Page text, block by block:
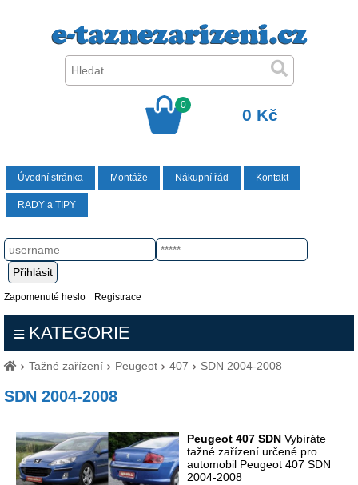
0
0 Kč
Úvodní stránka Montáže Nákupní řád Kontakt
RADY a TIPY
Zapomenuté heslo Registrace
KATEGORIE
Tažné zařízení Peugeot 407 SDN 2004-2008
SDN 2004-2008
Peugeot 407 SDN Vybíráte
tažné zařízení určené pro
automobil Peugeot 407 SDN
2004-2008